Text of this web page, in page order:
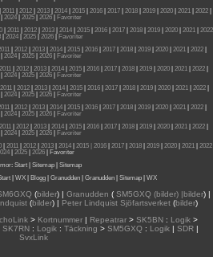
2011 2012 2013 2014 2015 2016 2017 2018 2019 2020 2021 2022
2024| 2025| 2026|
Favoriter
2011 2012 2013 2014 2015 2016 2017 2018 2019 2020 2021
2022
| 2024| 2025| 2026|
Favoriter
2012 2013 2014 2015 2016 2017 2018 2019 2020 2021 2022
2024| 2025| 2026|
Favoriter
2011| 2012| 2013| 2014| 2015| 2016| 2017| 2018| 2019| 2020| 2021| 2022|
2024| 2025| 2026|
Favoriter
2011| 2012| 2013| 2014| 2015| 2016| 2017| 2018| 2019| 2020| 2021| 2022|
2024| 2025| 2026|
Favoriter
| 2012| 2013| 2014| 2015| 2016| 2017| 2018| 2019| 2020| 2021| 2022|
2024| 2025| 2026|
Favoriter
2011 2012 2013 2014 2015 2016 2017 2018 2019 2020 2021 2022
2024| 2025| 2026|
Favoriter
| 2011| 2012| 2013| 2014| 2015 | 2016| 2017| 2018| 2019| 2020| 2021| 2022
| 2025| 2026|
Favoriter
: Start Sitemap
Sitemap
| WX| Blogg| Granudden| Granudden| Sitemap| WX
(bilder) | Granudden (SM5GXQ (bilder) |bilder) |
(bilder) | Peter Lindquist Sjöfartsverket (bilder)
> Kortnummer| Repeatrar> SK5BN: Logik>
SK7RN : Logik : Täckning > SM5GXQ : Logik | SDR |
SvxLink